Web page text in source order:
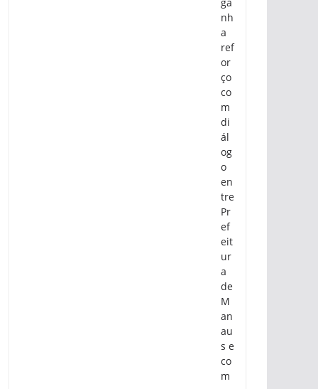
nh
a
ref
or
ço
co
m
di
ál
og
o
en
tre
Pr
ef
eit
ur
a
de
M
an
au
s e
co
m